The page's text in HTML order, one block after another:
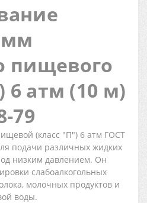
мм
пищевого
6 атм (10 м)
79
(класс "П") 6 атм ГОСТ
подачи различных жидких
низким давлением. Он
слабоалкогольных
молочных продуктов и
воды.